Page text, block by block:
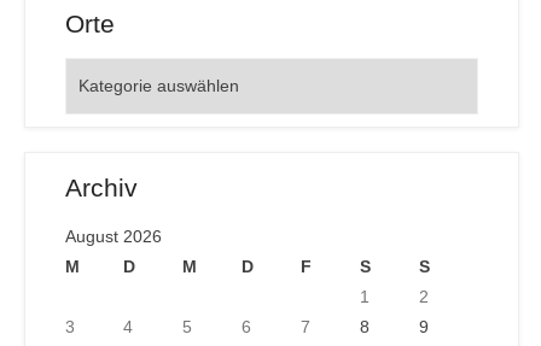
Orte
Archiv
August 2026
M
D M D F S
S
1
2
3
4 5 6 7 8
9